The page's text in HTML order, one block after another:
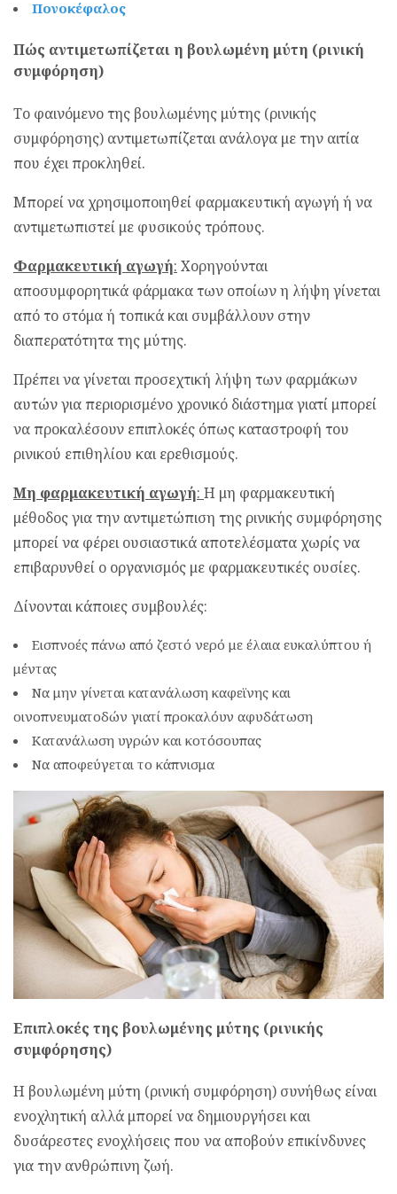
Πονοκέφαλος
Πώς αντιμετωπίζεται η βουλωμένη μύτη (ρινική
συμφόρηση)
Το φαινόμενο της βουλωμένης μύτης (ρινικής
συμφόρησης) αντιμετωπίζεται ανάλογα με την αιτία
που έχει προκληθεί.
Μπορεί να χρησιμοποιηθεί φαρμακευτική αγωγή ή να
αντιμετωπιστεί με φυσικούς τρόπους.
Φαρμακευτική αγωγή: Χορηγούνται
αποσυμφορητικά φάρμακα των οποίων η λήψη γίνεται
από το στόμα ή τοπικά και συμβάλλουν στην
διαπερατότητα της μύτης.
Πρέπει να γίνεται προσεχτική λήψη των φαρμάκων
αυτών για περιορισμένο χρονικό διάστημα γιατί μπορεί
να προκαλέσουν επιπλοκές όπως καταστροφή του
ρινικού επιθηλίου και ερεθισμούς.
Μη φαρμακευτική αγωγή: Η μη φαρμακευτική
μέθοδος για την αντιμετώπιση της ρινικής συμφόρησης
μπορεί να φέρει ουσιαστικά αποτελέσματα χωρίς να
επιβαρυνθεί ο οργανισμός με φαρμακευτικές ουσίες.
Δίνονται κάποιες συμβουλές:
Εισπνοές πάνω από ζεστό νερό με έλαια ευκαλύπτου ή
μέντας
Να μην γίνεται κατανάλωση καφεϊνης και
οινοπνευματοδών γιατί προκαλόυν αφυδάτωση
Κατανάλωση υγρών και κοτόσουπας
Να αποφεύγεται το κάπνισμα
Επιπλοκές της βουλωμένης μύτης (ρινικής
συμφόρησης)
Η βουλωμένη μύτη (ρινική συμφόρηση) συνήθως είναι
ενοχλητική αλλά μπορεί να δημιουργήσει και
δυσάρεστες ενοχλήσεις που να αποβούν επικίνδυνες
για την ανθρώπινη ζωή.